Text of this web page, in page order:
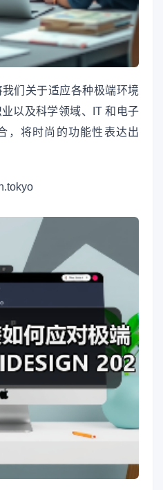
们关于适应各种极端环境
以及科学领域、IT 和电子
，将时尚的功能性表达出